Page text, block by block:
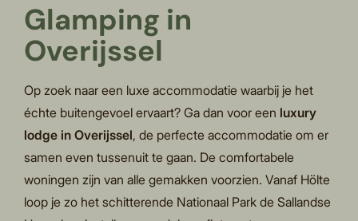
Glamping in
Overijssel
Op zoek naar een luxe accommodatie waarbij je het
échte buitengevoel ervaart? Ga dan voor een luxury
lodge in Overijssel, de perfecte accommodatie om er
samen even tussenuit te gaan. De comfortabele
woningen zijn van alle gemakken voorzien. Vanaf Hölte
loop je zo het schitterende Nationaal Park de Sallandse